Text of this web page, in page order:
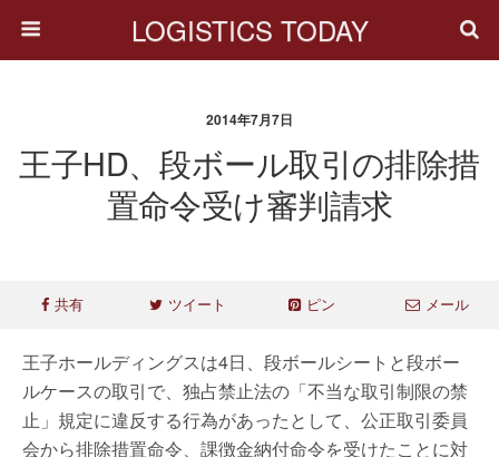
LOGISTICS TODAY
2014年7月7日
王子HD、段ボール取引の排除措
置命令受け審判請求
共有 ツイート ピン メール
王子ホールディングスは4日、段ボールシートと段ボー
ルケースの取引で、独占禁止法の「不当な取引制限の禁
止」規定に違反する行為があったとして、公正取引委員
会から排除措置命令、課徴金納付命令を受けたことに対